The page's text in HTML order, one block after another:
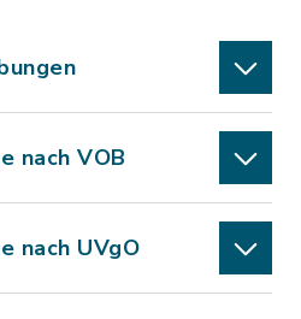
nach VOB
nach UVgO